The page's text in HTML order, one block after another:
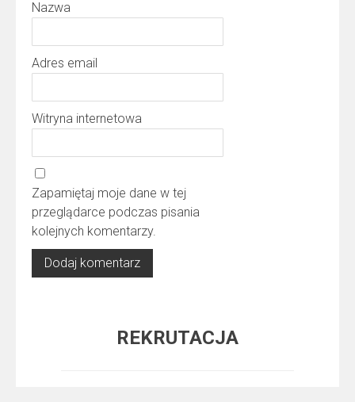
Nazwa
Adres email
Witryna internetowa
Zapamiętaj moje dane w tej
przeglądarce podczas pisania
kolejnych komentarzy.
REKRUTACJA